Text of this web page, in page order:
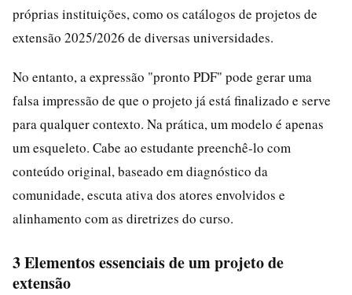
próprias instituições, como os catálogos de projetos de
extensão 2025/2026 de diversas universidades.
No entanto, a expressão "pronto PDF" pode gerar uma
falsa impressão de que o projeto já está finalizado e serve
para qualquer contexto. Na prática, um modelo é apenas
um esqueleto. Cabe ao estudante preenchê-lo com
conteúdo original, baseado em diagnóstico da
comunidade, escuta ativa dos atores envolvidos e
alinhamento com as diretrizes do curso.
3 Elementos essenciais de um projeto de
extensão